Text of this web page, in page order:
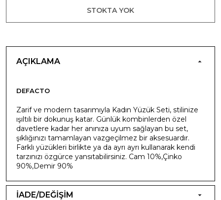
STOKTA YOK
AÇIKLAMA
DEFACTO
Zarif ve modern tasarımıyla Kadın Yüzük Seti, stilinize
ışıltılı bir dokunuş katar. Günlük kombinlerden özel
davetlere kadar her anınıza uyum sağlayan bu set,
şıklığınızı tamamlayan vazgeçilmez bir aksesuardır.
Farklı yüzükleri birlikte ya da ayrı ayrı kullanarak kendi
tarzınızı özgürce yansıtabilirsiniz. Cam 10%,Çinko
90%,Demir 90%
İADE/DEĞİŞİM